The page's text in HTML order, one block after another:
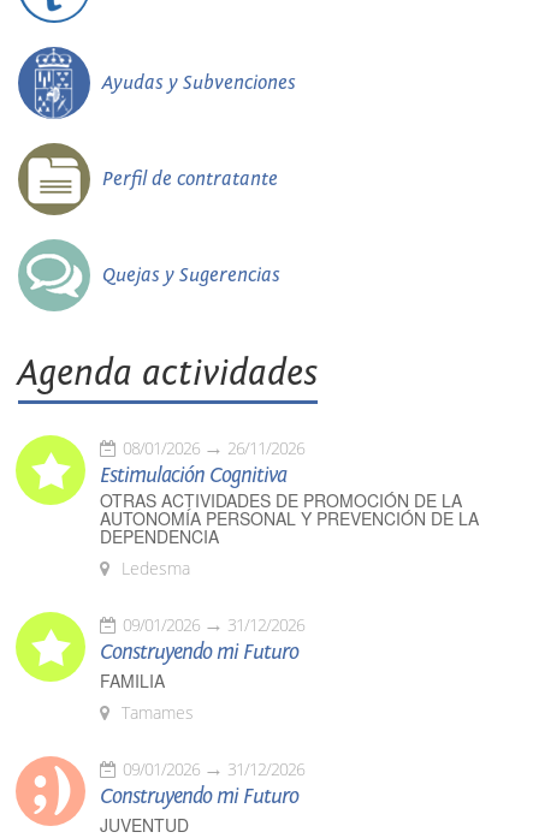
Ayudas y Subvenciones
Perfil de contratante
Quejas y Sugerencias
Agenda actividades
08/01/2026 26/11/2026
Estimulación Cognitiva
OTRAS ACTIVIDADES DE PROMOCIÓN DE LA
AUTONOMÍA PERSONAL Y PREVENCIÓN DE LA
DEPENDENCIA
Ledesma
09/01/2026 31/12/2026
Construyendo mi Futuro
FAMILIA
Tamames
09/01/2026 31/12/2026
Construyendo mi Futuro
JUVENTUD